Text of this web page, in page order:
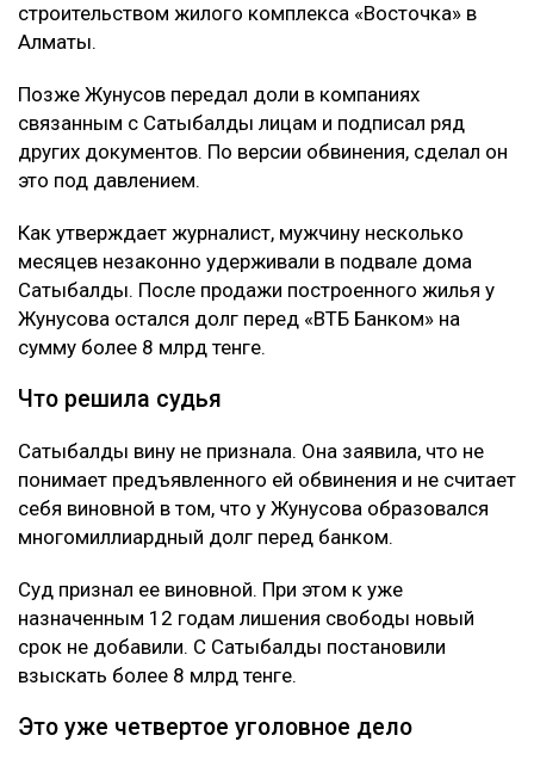
строительством жилого комплекса «Восточка» в
Алматы.
Позже Жунусов передал доли в компаниях
связанным с Сатыбалды лицам и подписал ряд
других документов. По версии обвинения, сделал он
это под давлением.
Как утверждает журналист, мужчину несколько
месяцев незаконно удерживали в подвале дома
Сатыбалды. После продажи построенного жилья у
Жунусова остался долг перед «ВТБ Банком» на
сумму более 8 млрд тенге.
Что решила судья
Сатыбалды вину не признала. Она заявила, что не
понимает предъявленного ей обвинения и не считает
себя виновной в том, что у Жунусова образовался
многомиллиардный долг перед банком.
Суд признал ее виновной. При этом к уже
назначенным 12 годам лишения свободы новый
срок не добавили. С Сатыбалды постановили
взыскать более 8 млрд тенге.
Это уже четвертое уголовное дело